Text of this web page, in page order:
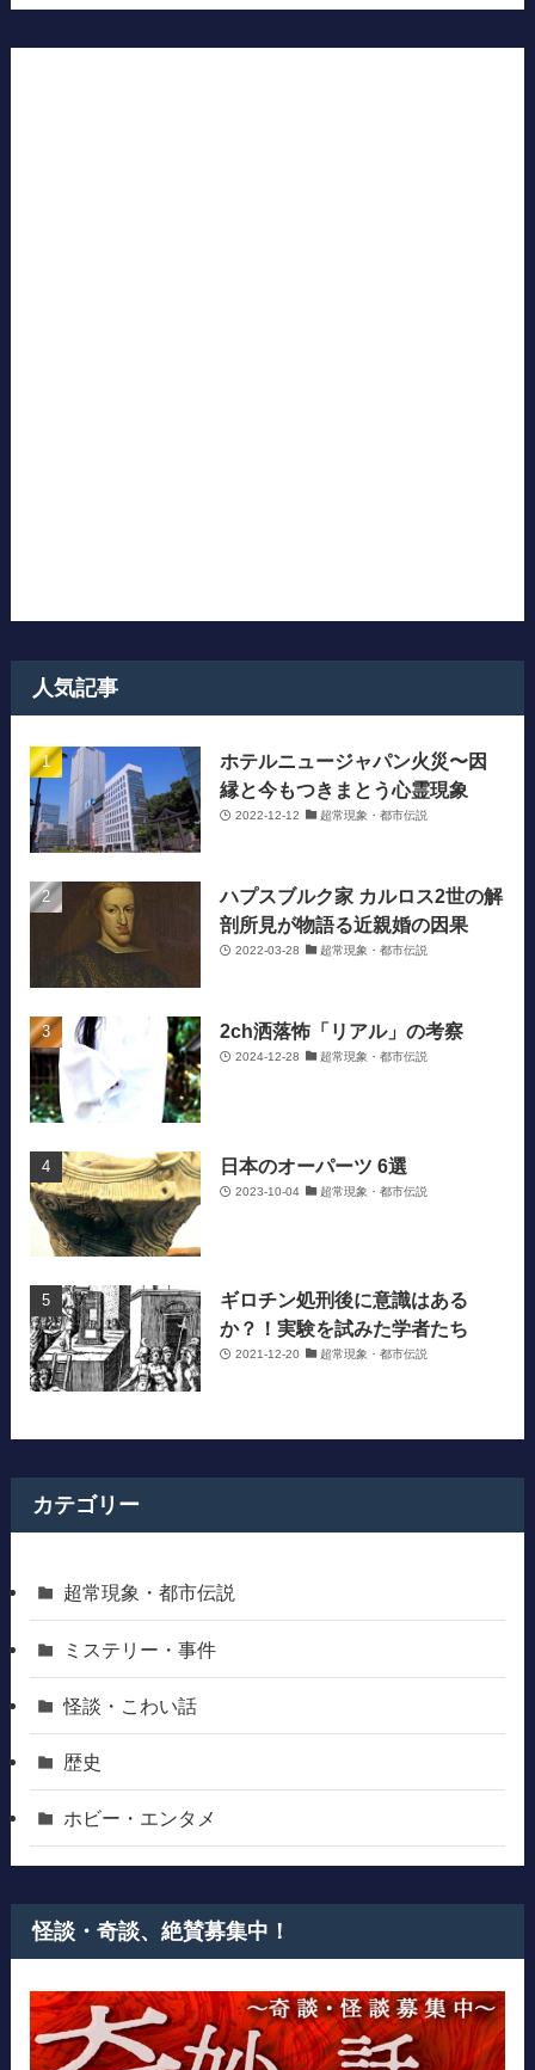
人気記事
ホテルニュージャパン火災〜因
縁と今もつきまとう心霊現象
2022-12-12 超常現象・都市伝説
ハプスブルク家 カルロス2世の解
剖所見が物語る近親婚の因果
2022-03-28 超常現象・都市伝説
2ch洒落怖「リアル」の考察
2024-12-28 超常現象・都市伝説
日本のオーパーツ 6選
2023-10-04 超常現象・都市伝説
ギロチン処刑後に意識はある
か？！実験を試みた学者たち
2021-12-20 超常現象・都市伝説
カテゴリー
超常現象・都市伝説
ミステリー・事件
怪談・こわい話
歴史
ホビー・エンタメ
怪談・奇談、絶賛募集中！